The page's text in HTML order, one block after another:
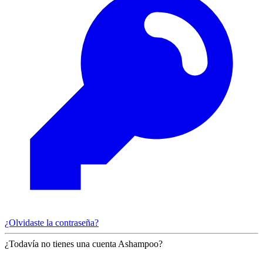
¿Olvidaste la contraseña?
¿Todavía no tienes una cuenta Ashampoo?